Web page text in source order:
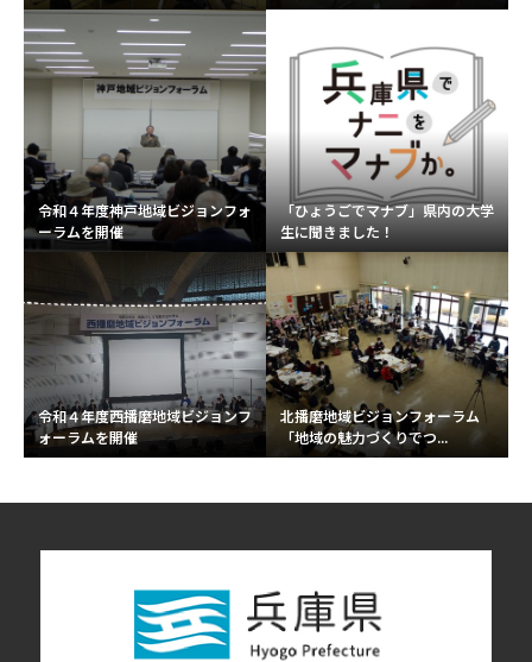
令和４年度神戸地域ビジョンフォ
ーラムを開催
「ひょうごでマナブ」県内の大学
生に聞きました！
令和４年度西播磨地域ビジョンフ
ォーラムを開催
北播磨地域ビジョンフォーラム
「地域の魅力づくりでつ...